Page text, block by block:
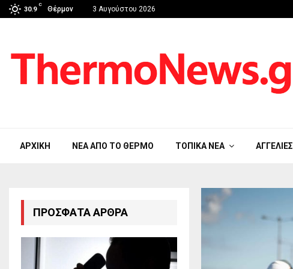
30.9
C
Θέρμον 3 Αυγούστου 2026
ΑΡΧΙΚΉ ΝΈΑ ΑΠΟ ΤΟ ΘΈΡΜΟ ΤΟΠΙΚΆ ΝΈΑ ΑΓΓΕΛΊΕΣ
ΠΡΌΣΦΑΤΑ ΆΡΘΡΑ